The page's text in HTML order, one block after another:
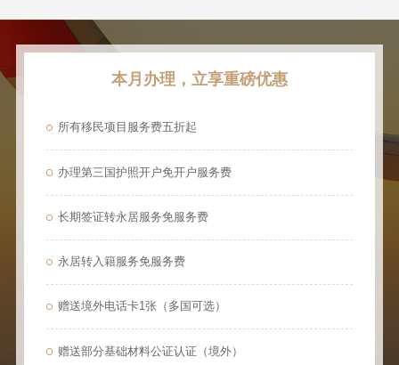
本月办理，立享重磅优惠
所有移民项目服务费五折起
办理第三国护照开户免开户服务费
长期签证转永居服务免服务费
永居转入籍服务免服务费
赠送境外电话卡1张（多国可选）
赠送部分基础材料公证认证（境外）